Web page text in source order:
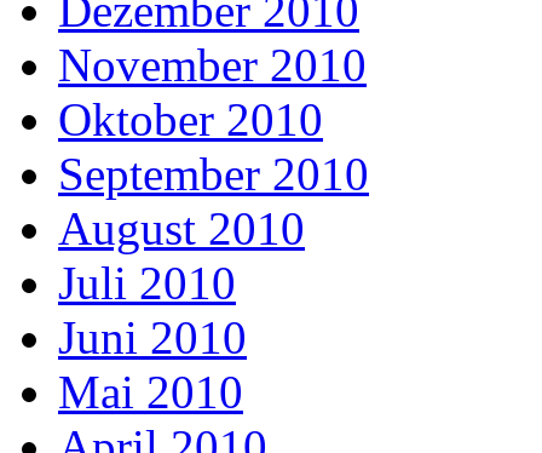
Dezember 2010
November 2010
Oktober 2010
September 2010
August 2010
Juli 2010
Juni 2010
Mai 2010